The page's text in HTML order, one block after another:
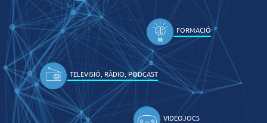
FORMACIÓ
TELEVISIÓ, RÀDIO, PODCAST
VIDEOJOCS